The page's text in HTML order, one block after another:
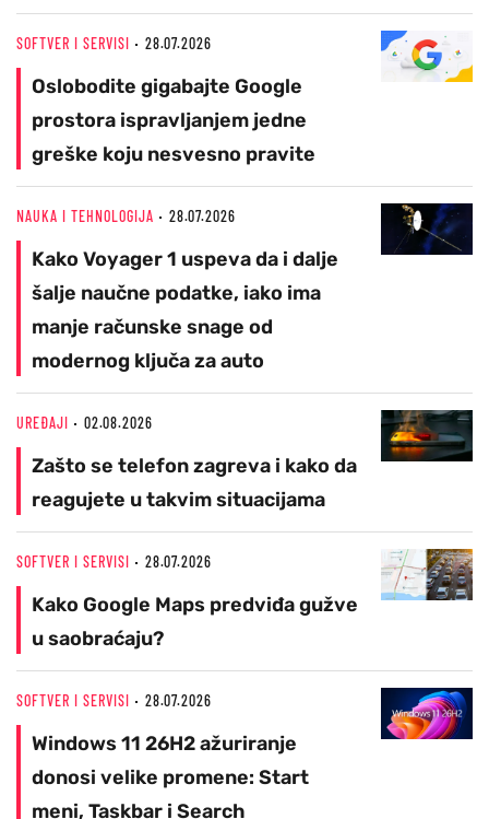
SOFTVER I SERVISI 28.07.2026
Oslobodite gigabajte Google
prostora ispravljanjem jedne
greške koju nesvesno pravite
NAUKA I TEHNOLOGIJA 28.07.2026
Kako Voyager 1 uspeva da i dalje
šalje naučne podatke, iako ima
manje računske snage od
modernog ključa za auto
UREĐAJI 02.08.2026
Zašto se telefon zagreva i kako da
reagujete u takvim situacijama
SOFTVER I SERVISI 28.07.2026
Kako Google Maps predviđa gužve
u saobraćaju?
SOFTVER I SERVISI 28.07.2026
Windows 11 26H2 ažuriranje
donosi velike promene: Start
meni, Taskbar i Search